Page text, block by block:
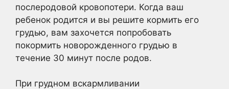
послеродовой кровопотери. Когда ваш
ребенок родится и вы решите кормить его
грудью, вам захочется попробовать
покормить новорожденного грудью в
течение 30 минут после родов.
При грудном вскармливании